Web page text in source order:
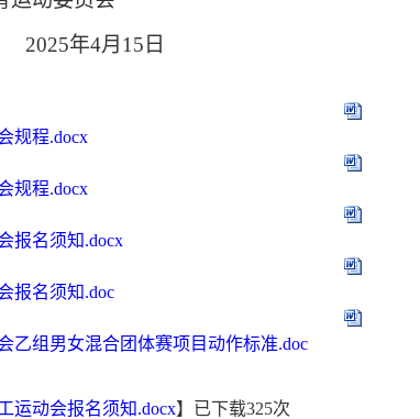
2025年4月15日
规程.docx
规程.docx
报名须知.docx
报名须知.doc
乙组男女混合团体赛项目动作标准.doc
运动会报名须知.docx】已下载325次